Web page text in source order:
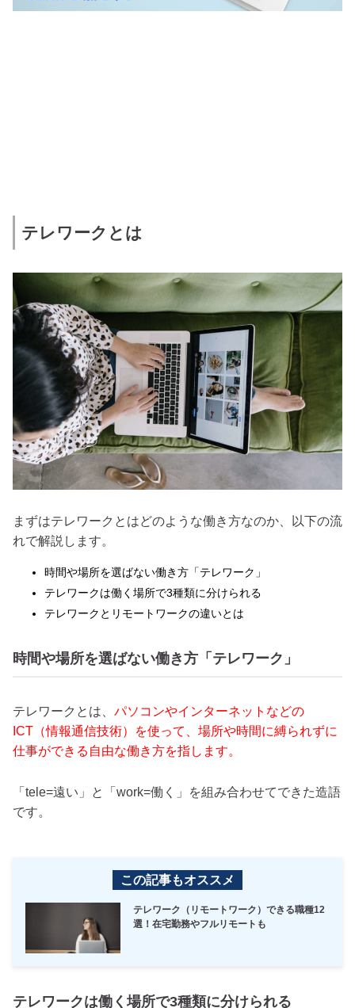
テレワークとは
まずはテレワークとはどのような働き方なのか、以下の流
れで解説します。
時間や場所を選ばない働き方「テレワーク」
テレワークは働く場所で3種類に分けられる
テレワークとリモートワークの違いとは
時間や場所を選ばない働き方「テレワーク」
テレワークとは、 パソコンやインターネットなどの
ICT（情報通信技術）を使って、場所や時間に縛られずに
仕事ができる自由な働き方を指します。
「tele=遠い」と「work=働く」を組み合わせてできた造語
です。
この記事もオススメ
テレワーク（リモートワーク）できる職種12
選！在宅勤務やフルリモートも
テレワークは働く場所で3種類に分けられる